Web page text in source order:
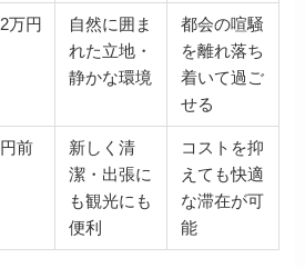
万円
自然に囲ま
れた立地・
静かな環境
都会の喧騒
を離れ落ち
着いて過ご
せる
前
新しく清
潔・出張に
も観光にも
便利
コストを抑
えても快適
な滞在が可
能